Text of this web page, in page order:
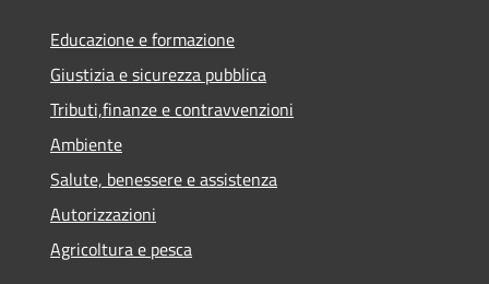
Educazione e formazione
Giustizia e sicurezza pubblica
Tributi,finanze e contravvenzioni
Ambiente
Salute, benessere e assistenza
Autorizzazioni
Agricoltura e pesca